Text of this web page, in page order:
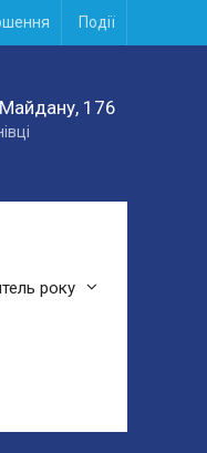
Події
Майдану, 176
року